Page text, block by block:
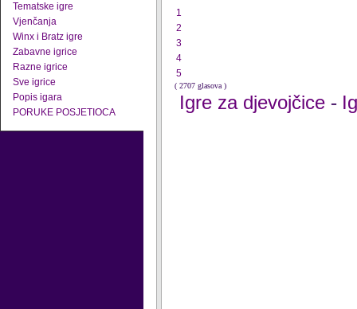
Tematske igre
Vjenčanja
Winx i Bratz igre
Zabavne igrice
Razne igrice
Sve igrice
Popis igara
PORUKE POSJETIOCA
1
2
3
4
5
( 2707 glasova )
Igre za djevojčice -